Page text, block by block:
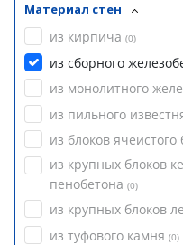
Материал стен
из кирпича (0)
из сборного
из монолитного
из пильного
из блоков ячеистого
из крупных блоков
пенобетона (0)
из крупных блоков
из туфового камня (0)